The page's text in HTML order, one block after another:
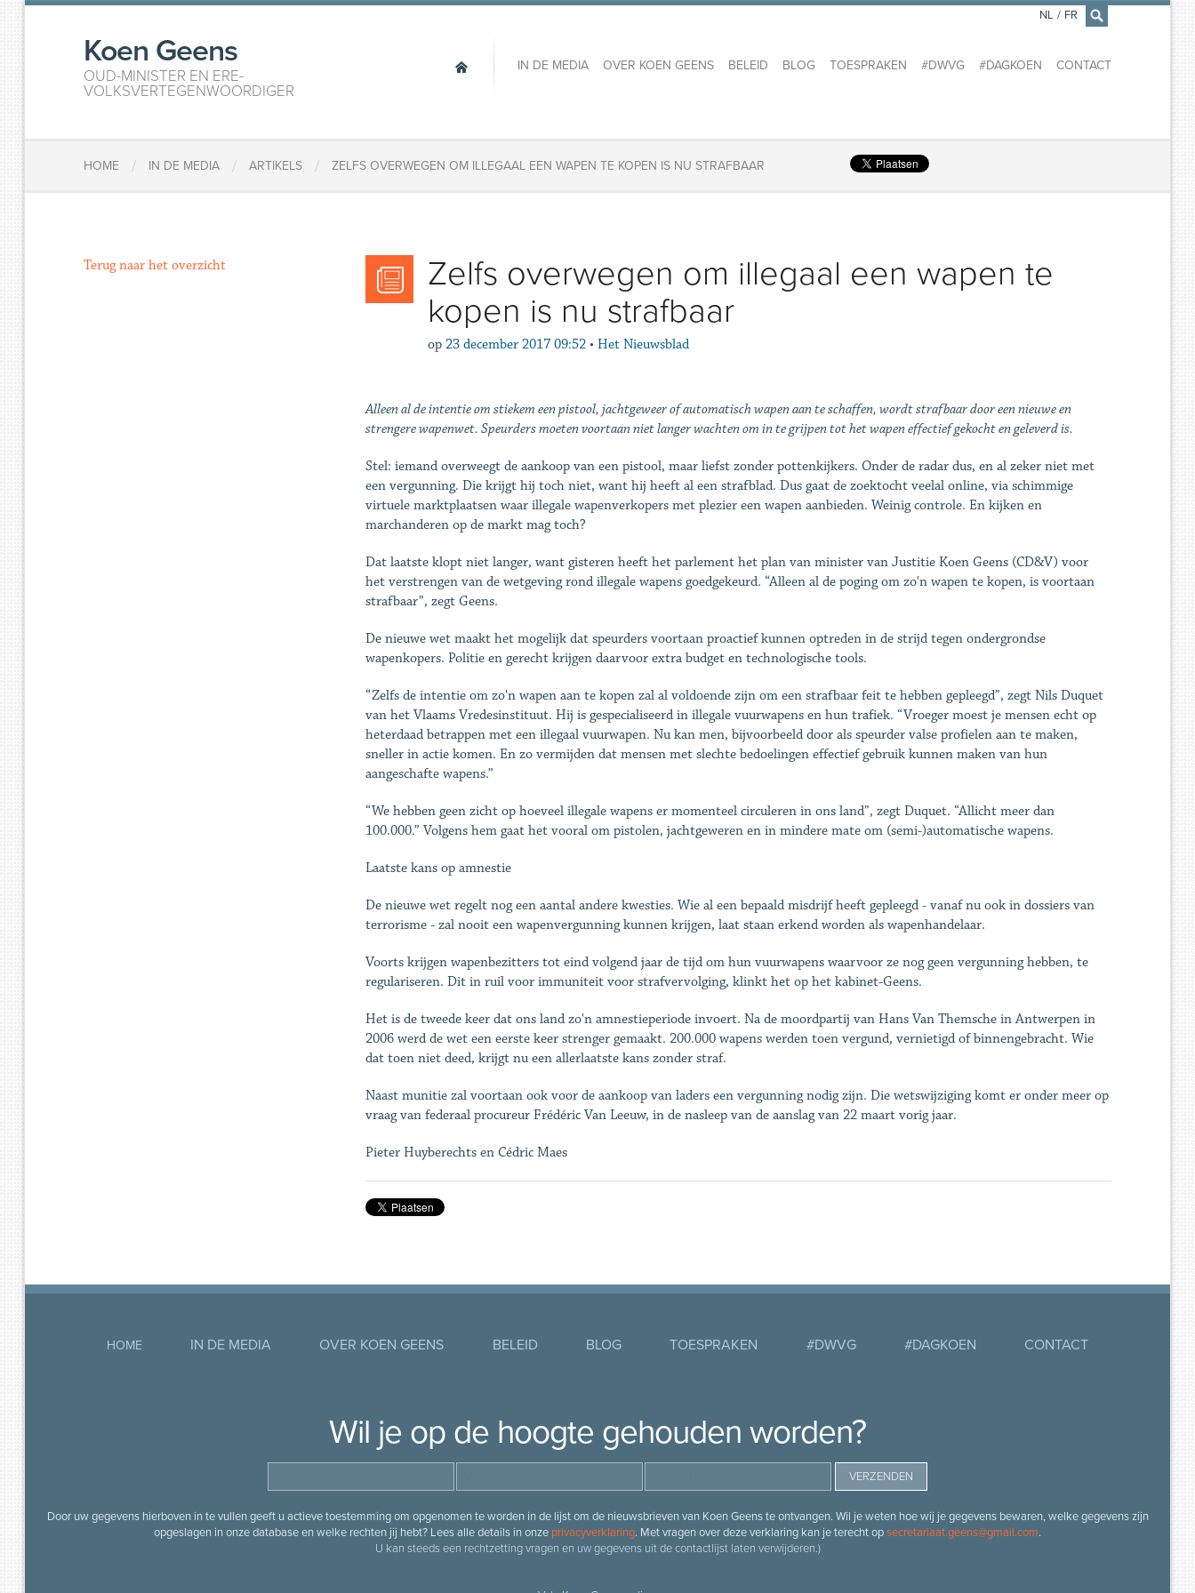
×
Koen Geens
OUD-MINISTER EN ERE-
VOLKSVERTEGENWOORDIGER
IN DE MEDIA OVER KOEN GEENS BELEID BLOG TOESPRAKEN #DWVG #DAGKOEN CONTACT
NL / FR
HOME / IN DE MEDIA / ARTIKELS / ​ZELFS OVERWEGEN OM ILLEGAAL EEN WAPEN TE KOPEN IS NU STRAFBAAR
​Zelfs overwegen om illegaal een wapen te
kopen is nu strafbaar
op 23 december 2017 09:52 • Het Nieuwsblad
Alleen al de intentie om stiekem een pistool, jachtgeweer of automatisch wapen aan te schaffen, wordt strafbaar door een nieuwe en
strengere wapenwet. Speurders moeten voortaan niet langer wachten om in te grijpen tot het ­wapen effectief gekocht en geleverd is.
Stel: iemand overweegt de aankoop van een pistool, maar liefst zonder pottenkijkers. Onder de radar dus, en al zeker niet met
een vergunning. Die krijgt hij toch niet, want hij heeft al een strafblad. Dus gaat de zoektocht veelal online, via schimmige
virtuele marktplaatsen waar illegale wapenverkopers met plezier een wapen aanbieden. Weinig controle. En kijken en
marchanderen op de markt mag toch?
Dat laatste klopt niet langer, want gisteren heeft het parlement het plan van minister van Justitie Koen Geens (CD&V) voor
het verstrengen van de wetgeving rond illegale wapens goedgekeurd. “Alleen al de poging om zo'n wapen te kopen, is voortaan
strafbaar”, zegt Geens.
De nieuwe wet maakt het mogelijk dat speurders voortaan proactief kunnen optreden in de strijd tegen ondergrondse
wapenkopers. Politie en gerecht krijgen daarvoor extra budget en technologische tools.
“Zelfs de intentie om zo'n wapen aan te kopen zal al voldoende zijn om een strafbaar feit te hebben gepleegd”, zegt Nils Duquet
van het Vlaams Vredes­instituut. Hij is gespecialiseerd in illegale vuurwapens en hun trafiek. “Vroeger moest je mensen echt op
heterdaad betrappen met een illegaal vuurwapen. Nu kan men, bijvoorbeeld door als speurder valse profielen aan te maken,
sneller in actie komen. En zo vermijden dat mensen met slechte bedoelingen effectief gebruik kunnen maken van hun
aangeschafte wapens.”
“We hebben geen zicht op hoeveel illegale wapens er momenteel circuleren in ons land”, zegt Duquet. “Allicht meer dan
100.000.” Volgens hem gaat het vooral om pistolen, jachtgeweren en in mindere mate om (semi-)automatische wapens.
Laatste kans op amnestie
De nieuwe wet regelt nog een aantal andere kwesties. Wie al een bepaald misdrijf heeft gepleegd - vanaf nu ook in dossiers van
terrorisme - zal nooit een wapenvergunning kunnen krijgen, laat staan erkend worden als wapenhandelaar.
Voorts krijgen wapenbezitters tot eind volgend jaar de tijd om hun vuurwapens waarvoor ze nog geen vergunning hebben, te
regulariseren. Dit in ruil voor immuniteit voor strafvervolging, klinkt het op het kabinet-Geens.
Het is de tweede keer dat ons land zo'n amnestie­periode invoert. Na de moordpartij van Hans Van Themsche in Antwerpen in
2006 werd de wet een eerste keer strenger gemaakt. 200.000 wapens werden toen vergund, vernietigd of binnengebracht. Wie
dat toen niet deed, krijgt nu een allerlaatste kans zonder straf.
Naast munitie zal voortaan ook voor de aankoop van laders een vergunning nodig zijn. Die wetswijziging komt er onder meer op
vraag van federaal ­procureur Frédéric Van Leeuw, in de nasleep van de aanslag van 22 maart vorig jaar.
Pieter Huyberechts en Cédric Maes
Terug naar het overzicht
HOME IN DE MEDIA OVER KOEN GEENS BELEID BLOG TOESPRAKEN #DWVG #DAGKOEN CONTACT
Wil je op de hoogte gehouden worden?
Door uw gegevens hierboven in te vullen geeft u actieve toestemming om opgenomen te worden in de lijst om de nieuwsbrieven van Koen Geens te ontvangen. Wil je weten hoe wij je gegevens bewaren, welke gegevens zijn
opgeslagen in onze database en welke rechten jij hebt? Lees alle details in onze privacyverklaring. Met vragen over deze verklaring kan je terecht opsecretariaat.geens@gmail.com.
U kan steeds een rechtzetting vragen en uw gegevens uit de contactlijst laten verwijderen.)